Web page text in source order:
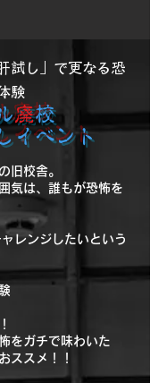
試し」で更なる恐
験
廃校
イベント
旧校舎。
気は、誰もが恐怖を
レンジしたいという
をガチで味わいた
ススメ！！